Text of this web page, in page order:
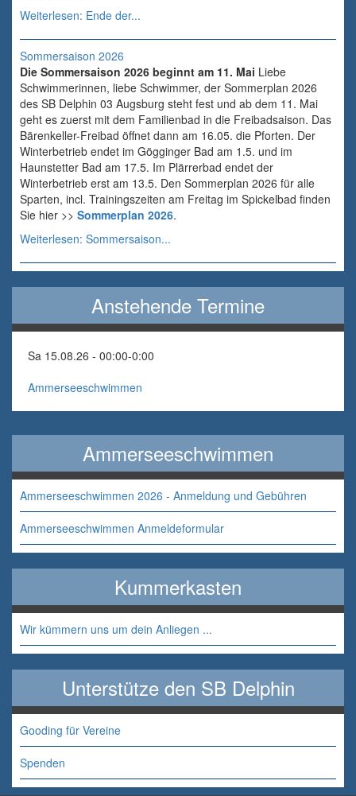
Weiterlesen: Ende der...
Sommersaison 2026
Die Sommersaison 2026 beginnt am 11. Mai Liebe
Schwimmerinnen, liebe Schwimmer, der Sommerplan 2026
des SB Delphin 03 Augsburg steht fest und ab dem 11. Mai
geht es zuerst mit dem Familienbad in die Freibadsaison. Das
Bärenkeller-Freibad öffnet dann am 16.05. die Pforten. Der
Winterbetrieb endet im Gögginger Bad am 1.5. und im
Haunstetter Bad am 17.5. Im Plärrerbad endet der
Winterbetrieb erst am 13.5. Den Sommerplan 2026 für alle
Sparten, incl. Trainingszeiten am Freitag im Spickelbad finden
Sie hier >> Sommerplan 2026.
Weiterlesen: Sommersaison...
Anstehende Termine
Sa 15.08.26 - 00:00-0:00
Ammerseeschwimmen
Ammerseeschwimmen
Ammerseeschwimmen 2026 - Anmeldung und Gebühren
Ammerseeschwimmen Anmeldeformular
Kummerkasten
Wir kümmern uns um dein Anliegen ...
Unterstütze den SB Delphin
Gooding für Vereine
Spenden